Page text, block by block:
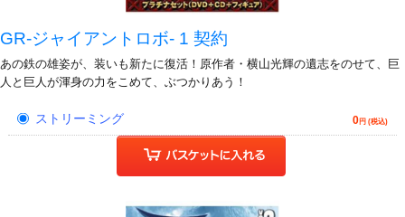
GR-ジャイアントロボ- 1 契約
あの鉄の雄姿が、装いも新たに復活！原作者・横山光輝の遺志をのせて、巨
人と巨人が渾身の力をこめて、ぶつかりあう！
ストリーミング 0円 (税込)